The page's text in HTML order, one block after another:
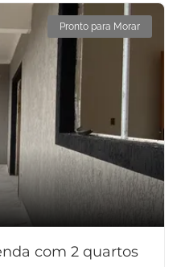
Pronto para Morar
com 2 quartos